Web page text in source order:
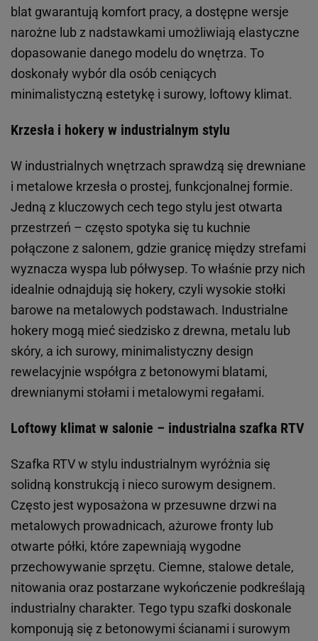
blat gwarantują komfort pracy, a dostępne wersje
narożne lub z nadstawkami umożliwiają elastyczne
dopasowanie danego modelu do wnętrza. To
doskonały wybór dla osób ceniących
minimalistyczną estetykę i surowy, loftowy klimat.
Krzesła i hokery w industrialnym stylu
W industrialnych wnętrzach sprawdzą się drewniane
i metalowe krzesła o prostej, funkcjonalnej formie.
Jedną z kluczowych cech tego stylu jest otwarta
przestrzeń – często spotyka się tu kuchnie
połączone z salonem, gdzie granicę między strefami
wyznacza wyspa lub półwysep. To właśnie przy nich
idealnie odnajdują się hokery, czyli wysokie stołki
barowe na metalowych podstawach. Industrialne
hokery mogą mieć siedzisko z drewna, metalu lub
skóry, a ich surowy, minimalistyczny design
rewelacyjnie współgra z betonowymi blatami,
drewnianymi stołami i metalowymi regałami.
Loftowy klimat w salonie – industrialna szafka RTV
Szafka RTV w stylu industrialnym wyróżnia się
solidną konstrukcją i nieco surowym designem.
Często jest wyposażona w przesuwne drzwi na
metalowych prowadnicach, ażurowe fronty lub
otwarte półki, które zapewniają wygodne
przechowywanie sprzętu. Ciemne, stalowe detale,
nitowania oraz postarzane wykończenie podkreślają
industrialny charakter. Tego typu szafki doskonale
komponują się z betonowymi ścianami i surowym